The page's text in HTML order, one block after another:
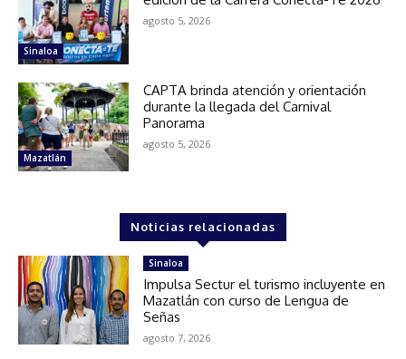
Sinaloa
agosto 5, 2026
Mazatlán
CAPTA brinda atención y orientación
durante la llegada del Carnival
Panorama
agosto 5, 2026
Noticias relacionadas
Sinaloa
Impulsa Sectur el turismo incluyente en
Mazatlán con curso de Lengua de
Señas
agosto 7, 2026